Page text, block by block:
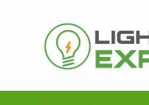
περιεχόμενο